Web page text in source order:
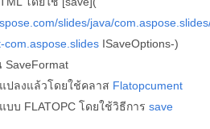
slides/java/
com.aspose.slides ISaveOptions-)
SaveFormat
ปลงแล้วโดยใช้คลาส Flatopcument
บบ FLATOPC โดยใช้วิธีการ save